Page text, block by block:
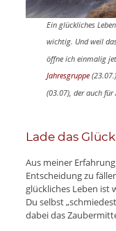
Ein glückliches
wichtig. Und weil
öffne ich einmalig
Jahresgruppe
(03.07), der auch für
Lade das
Aus meiner
Entscheidung zu
glückliches Leben ist
Du selbst
dabei das